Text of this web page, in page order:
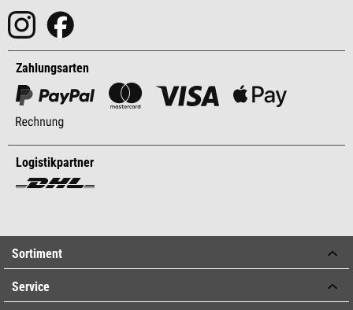
Zahlungsarten
Logistikpartner
Sortiment
Service